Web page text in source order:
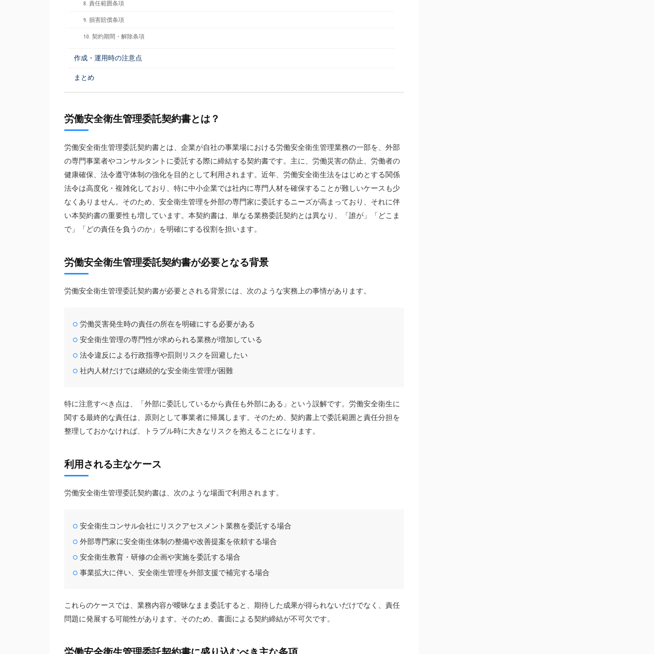
8. 責任範囲条項
9. 損害賠償条項
10. 契約期間・解除条項
作成・運用時の注意点
まとめ
労働安全衛生管理委託契約書とは？
労働安全衛生管理委託契約書とは、企業が自社の事業場における労働安全衛生管理業務の一部を、外部
の専門事業者やコンサルタントに委託する際に締結する契約書です。主に、労働災害の防止、労働者の
健康確保、法令遵守体制の強化を目的として利用されます。近年、労働安全衛生法をはじめとする関係
法令は高度化・複雑化しており、特に中小企業では社内に専門人材を確保することが難しいケースも少
なくありません。そのため、安全衛生管理を外部の専門家に委託するニーズが高まっており、それに伴
い本契約書の重要性も増しています。本契約書は、単なる業務委託契約とは異なり、「誰が」「どこま
で」「どの責任を負うのか」を明確にする役割を担います。
労働安全衛生管理委託契約書が必要となる背景
労働安全衛生管理委託契約書が必要とされる背景には、次のような実務上の事情があります。
労働災害発生時の責任の所在を明確にする必要がある
安全衛生管理の専門性が求められる業務が増加している
法令違反による行政指導や罰則リスクを回避したい
社内人材だけでは継続的な安全衛生管理が困難
特に注意すべき点は、「外部に委託しているから責任も外部にある」という誤解です。労働安全衛生に
関する最終的な責任は、原則として事業者に帰属します。そのため、契約書上で委託範囲と責任分担を
整理しておかなければ、トラブル時に大きなリスクを抱えることになります。
利用される主なケース
労働安全衛生管理委託契約書は、次のような場面で利用されます。
安全衛生コンサル会社にリスクアセスメント業務を委託する場合
外部専門家に安全衛生体制の整備や改善提案を依頼する場合
安全衛生教育・研修の企画や実施を委託する場合
事業拡大に伴い、安全衛生管理を外部支援で補完する場合
これらのケースでは、業務内容が曖昧なまま委託すると、期待した成果が得られないだけでなく、責任
問題に発展する可能性があります。そのため、書面による契約締結が不可欠です。